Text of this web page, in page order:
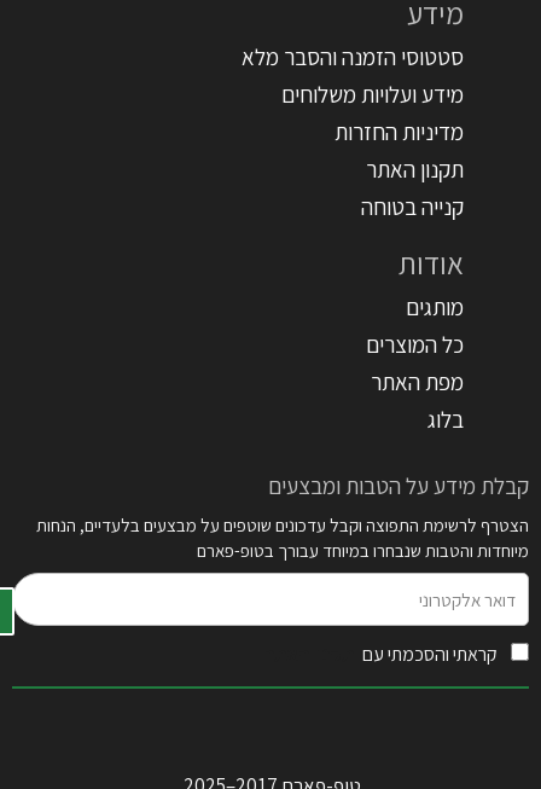
מידע
סטטוסי הזמנה והסבר מלא
מידע ועלויות משלוחים
מדיניות החזרות
תקנון האתר
קנייה בטוחה
אודות
מותגים
כל המוצרים
מפת האתר
בלוג
קבלת מידע על הטבות ומבצעים
הצטרף לרשימת התפוצה וקבל עדכונים שוטפים על מבצעים בלעדיים, הנחות
מיוחדות והטבות שנבחרו במיוחד עבורך בטופ-פארם
אלקטרוני
קראתי והסכמתי עם